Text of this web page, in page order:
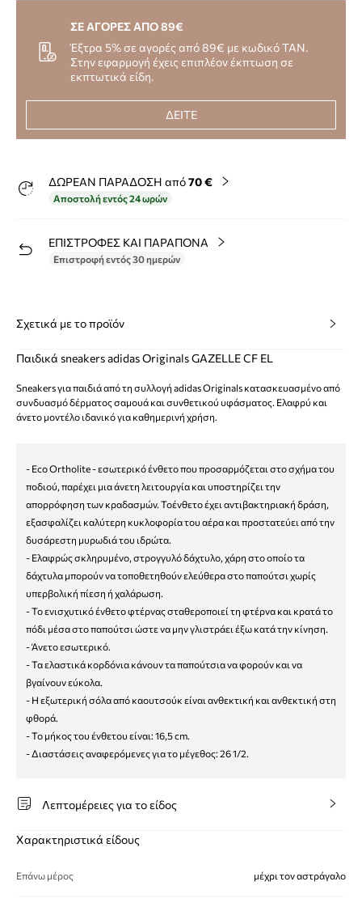
ΣΕ ΑΓΟΡΕΣ ΑΠΟ 89€
Έξτρα 5% σε αγορές από 89€ με κωδικό TAN.
Στην εφαρμογή έχεις επιπλέον έκπτωση σε
εκπτωτικά είδη.
ΔΕΙΤΕ
ΔΩΡΕΑΝ ΠΑΡΑΔΟΣΗ από70 €
Αποστολή εντός 24 ωρών
ΕΠΙΣΤΡΟΦΕΣ ΚΑΙ ΠΑΡΑΠΟΝΑ
Επιστροφή εντός 30 ημερών
Σχετικά με το προϊόν
Παιδικά sneakers adidas Originals GAZELLE CF EL
Sneakers για παιδιά από τη συλλογή adidas Originals κατασκευασμένο από
συνδυασμό δέρματος σαμουά και συνθετικού υφάσματος. Ελαφρύ και
άνετο μοντέλο ιδανικό για καθημερινή χρήση.
- Eco Ortholite - εσωτερικό ένθετο που προσαρμόζεται στο σχήμα του
ποδιού, παρέχει μια άνετη λειτουργία και υποστηρίζει την
απορρόφηση των κραδασμών. Τοένθετο έχει αντιβακτηριακή δράση,
εξασφαλίζει καλύτερη κυκλοφορία του αέρα και προστατεύει από την
δυσάρεστη μυρωδιά του ιδρώτα.
- Ελαφρώς σκληρυμένο, στρογγυλό δάχτυλο, χάρη στο οποίο τα
δάχτυλα μπορούν να τοποθετηθούν ελεύθερα στο παπούτσι χωρίς
υπερβολική πίεση ή χαλάρωση.
- Το ενισχυτικό ένθετο φτέρνας σταθεροποιεί τη φτέρνα και κρατά το
πόδι μέσα στο παπούτσι ώστε να μην γλιστράει έξω κατά την κίνηση.
- Άνετο εσωτερικό.
- Τα ελαστικά κορδόνια κάνουν τα παπούτσια να φορούν και να
βγαίνουν εύκολα.
- Η εξωτερική σόλα από καουτσούκ είναι ανθεκτική και ανθεκτική στη
φθορά.
- Το μήκος του ένθετου είναι: 16,5 cm.
- Διαστάσεις αναφερόμενες για το μέγεθος: 26 1/2.
Λεπτομέρειες για το είδος
Χαρακτηριστικά είδους
Επάνω μέρος μέχρι τον αστράγαλο